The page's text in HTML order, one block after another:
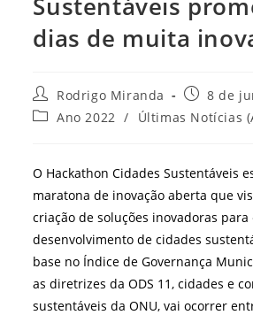
dias de muita
Autor
do
post:
Rodrigo Miranda
Post
publicado:
8 de
Categoria
Ano 2022 / Últimas Notícias
O Hackathon Cidades Sustentáveis
maratona de inovação aberta que
criação de soluções inovadoras para
desenvolvimento de cidades
base no Índice de Governança
as diretrizes da ODS 11, cidades e
sustentáveis da ONU, vai ocorrer